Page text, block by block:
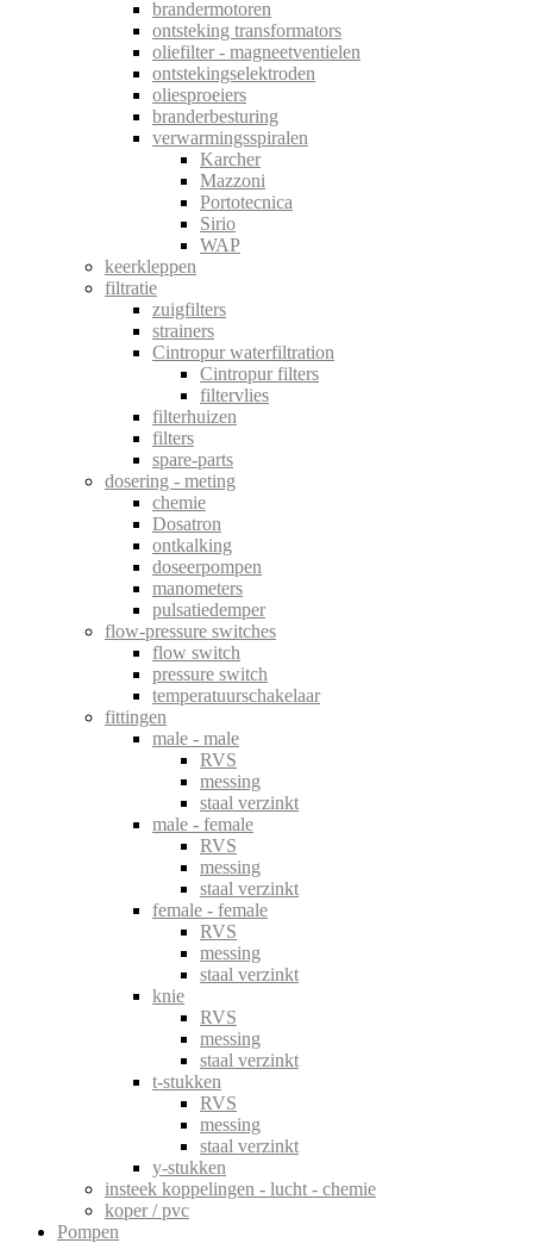
brandermotoren
ontsteking transformators
oliefilter - magneetventielen
ontstekingselektroden
oliesproeiers
branderbesturing
verwarmingsspiralen
Karcher
Mazzoni
Portotecnica
Sirio
WAP
keerkleppen
filtratie
zuigfilters
strainers
Cintropur waterfiltration
Cintropur filters
filtervlies
filterhuizen
filters
spare-parts
dosering - meting
chemie
Dosatron
ontkalking
doseerpompen
manometers
pulsatiedemper
flow-pressure switches
flow switch
pressure switch
temperatuurschakelaar
fittingen
male - male
RVS
messing
staal verzinkt
male - female
RVS
messing
staal verzinkt
female - female
RVS
messing
staal verzinkt
knie
RVS
messing
staal verzinkt
t-stukken
RVS
messing
staal verzinkt
y-stukken
insteek koppelingen - lucht - chemie
koper / pvc
Pompen